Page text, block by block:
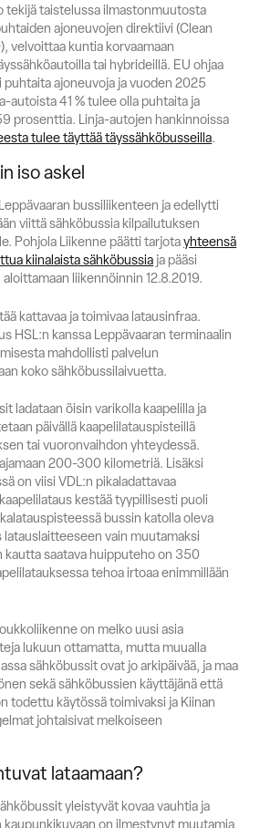
Myynti
tekijä taistelussa ilmastonmuutosta
ajoneuvojen direktiivi (Clean
velvoittaa kuntia korvaamaan
tai hybrideillä. EU ohjaa
ajoneuvoja ja vuoden 2025
autoista 41 % tulee olla puhtaita ja
prosenttia. Linja-autojen hankinnoissa
tulee täyttää täyssähköbusseilla.
iso askel
bussiliikenteen ja edellytti
viittä sähköbussia kilpailutuksen
Pohjola Liikenne päätti tarjotayhteensä
kiinalaista sähköbussia ja pääsi
liikennöinnin 12.8.2019.
kattavaa ja toimivaa latausinfraa.
HSL:n kanssa Leppävaaran terminaalin
mahdollisti palvelun
koko sähköbussilaivuetta.
ladataan öisin varikolla kaapelilla ja
päivällä kaapelilatauspisteillä
tai vuoronvaihdon yhteydessä.
200-300 kilometriä. Lisäksi
on viisi VDL:n pikaladattavaa
kestää tyypillisesti puoli
bussin katolla oleva
vain muutamaksi
kautta saatava huipputeho on 350
tehoa irtoaa enimmillään
on melko uusi asia
lukuun ottamatta, mutta muualla
sähköbussit ovat jo arkipäivää, ja maa
sekä sähköbussien käyttäjänä että
todettu käytössä toimivaksi ja Kiinan
johtaisivat melkoiseen
lataamaan?
yleistyvät kovaa vauhtia ja
kaupunkikuvaan on ilmestynyt muutamia